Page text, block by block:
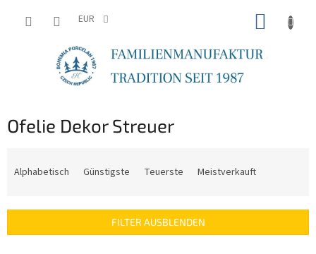
EUR
Ofelie Dekor Streuer
k
Alphabetisch Günstigste Teuerste Meistverkauft
FILTER AUSBLENDEN